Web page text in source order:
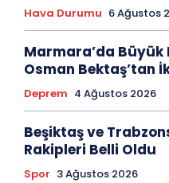
Hava Durumu 6 Ağustos
Marmara’da Büyük
Osman Bektaş’tan
Deprem 4 Ağustos 2026
Beşiktaş ve
Rakipleri Belli Oldu
Spor 3 Ağustos 2026